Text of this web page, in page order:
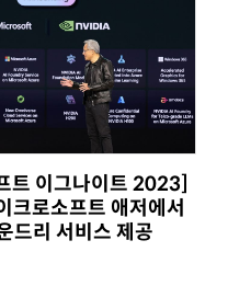
트 이그나이트 2023]
크로소프트 애저에서
드리 서비스 제공